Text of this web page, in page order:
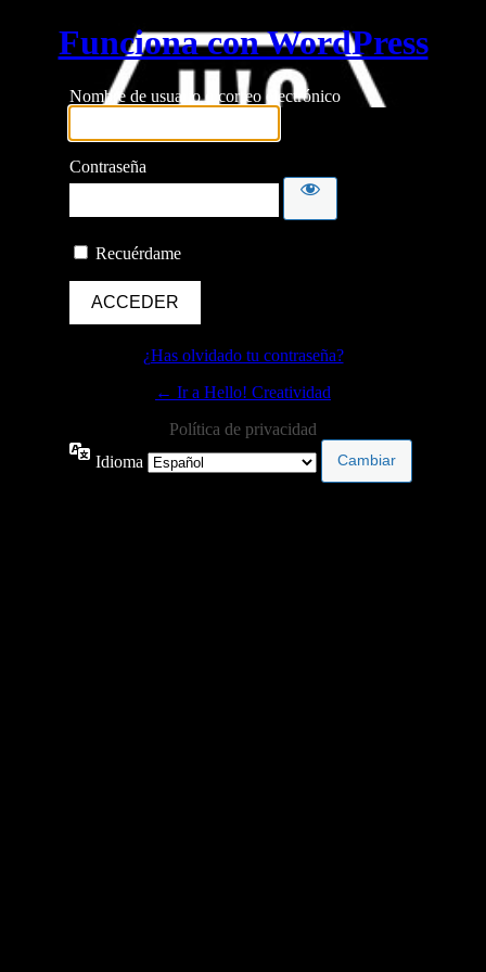
Funciona con WordPress
Nombre de usuario o correo electrónico
Contraseña
Recuérdame
¿Has olvidado tu contraseña?
← Ir a Hello! Creatividad
Política de privacidad
Idioma